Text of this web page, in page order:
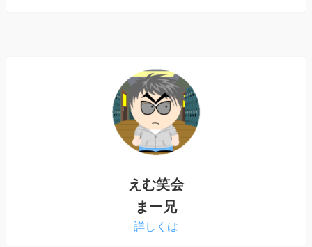
えむ笑会
まー兄
詳しくは